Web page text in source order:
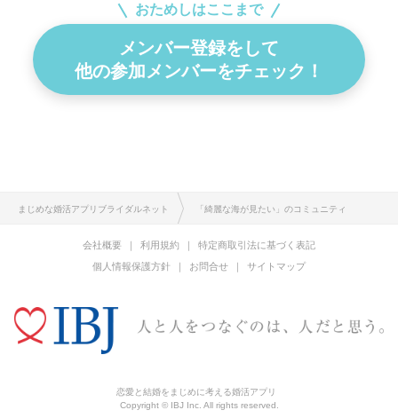
おためしはここまで
メンバー登録をして
他の参加メンバーをチェック！
まじめな婚活アプリブライダルネット 「綺麗な海が見たい」のコミュニティ
会社概要 利用規約
特定商取引法に基づく表記
個人情報保護方針
お問合せ サイトマップ
恋愛と結婚をまじめに考える婚活アプリ
Copyright © IBJ Inc. All rights reserved.